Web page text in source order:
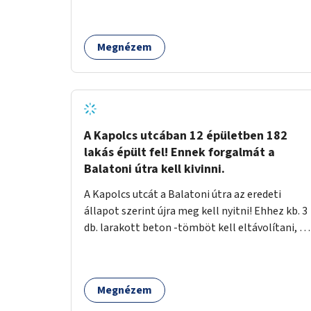
Megnézem
A Kapolcs utcában 12 épületben 182
lakás épült fel! Ennek forgalmát a
Balatoni útra kell kivinni.
A Kapolcs utcát a Balatoni útra az eredeti
állapot szerint újra meg kell nyitni! Ehhez kb. 3
db. larakott beton -tömböt kell eltávolítani, és
egészíteni! Így lehetővé válik a 12 épületben, a
182 db. új lakásban élőknek, hogy a
Megnézem